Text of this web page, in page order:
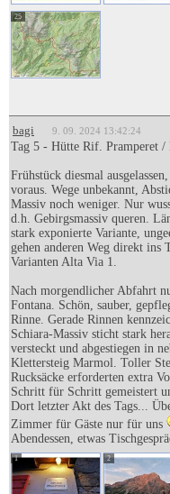
25
bagi 9. 09. 2024 13:42:24
Tag 5 - Hütte Rif. Pramperet
Frühstück diesmal
voraus. Wege unbekannt,
Massiv noch weniger. Nur
d.h. Gebirgsmassiv queren.
stark exponierte Variante,
gehen anderen Weg direkt ins
Varianten Alta Via 1.
Nach morgendlicher Abfahrt
Fontana. Schön, sauber,
Rinne. Gerade Rinnen
Schiara-Massiv sticht stark
versteckt und abgestiegen in
Klettersteig Marmol. Toller
Rucksäcke erforderten extra
Schritt für Schritt gemeistert
Dort letzter Akt des Tags...
Zimmer für Gäste nur für uns
Abendessen, etwas
1 2